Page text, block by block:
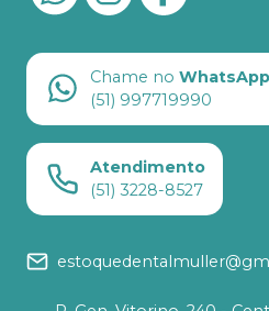
Chame no WhatsApp
(51) 997719990
Atendimento
(51) 3228-8527